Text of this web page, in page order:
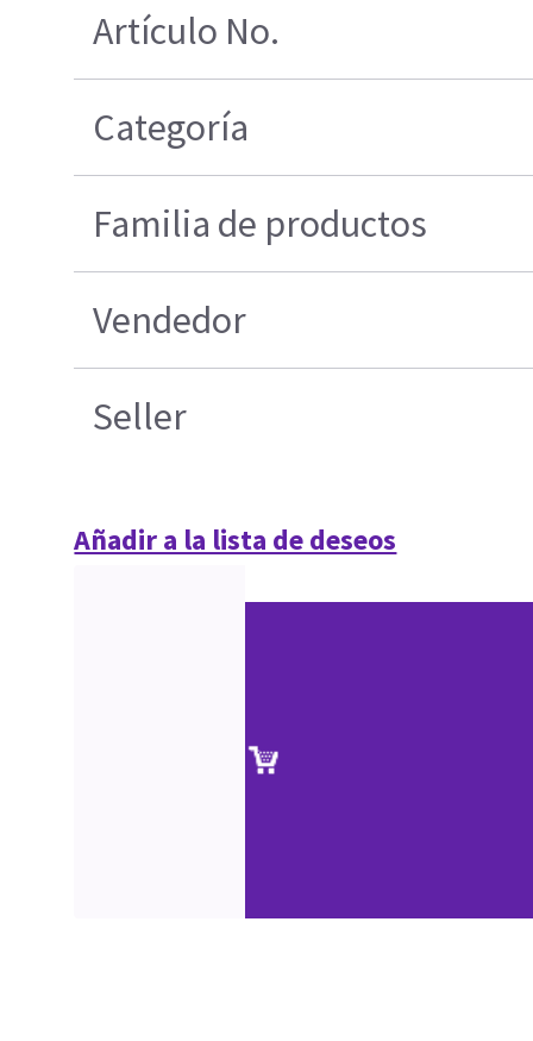
Artículo No.
Categoría
Familia de productos
Vendedor
Seller
Añadir a la lista de deseos